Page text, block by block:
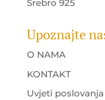
Srebro 925
Upoznajte
O NAMA
KONTAKT
Uvjeti poslovanja